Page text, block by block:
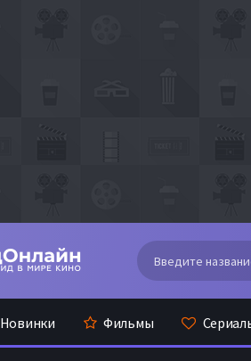
Новинки Фильмы